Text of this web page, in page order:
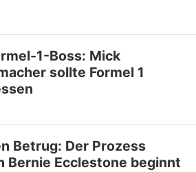
1-Boss: Mick
sollte Formel 1
Betrug: Der Prozess
Bernie Ecclestone beginnt